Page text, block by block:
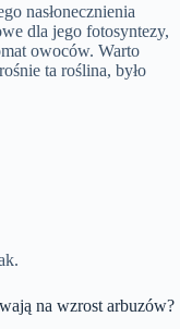
nasłonecznienia
dla jego fotosyntezy,
owoców. Warto
ta roślina, było
na wzrost arbuzów?